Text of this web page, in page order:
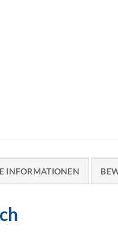
INFORMATIONEN